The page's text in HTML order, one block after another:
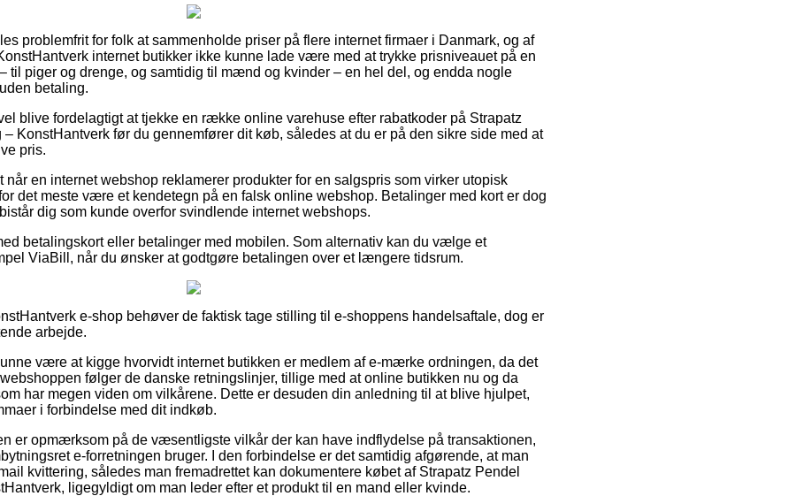
problemfrit for folk at sammenholde priser på flere internet firmaer i Danmark, og af
internet butikker ikke kunne lade være med at trykke prisniveauet på en
til piger og drenge, og samtidig til mænd og kvinder – en hel del, og endda nogle
betaling.
blive fordelagtigt at tjekke en række online varehuse efter rabatkoder på Strapatz
KonstHantverk før du gennemfører dit køb, således at du er på den sikre side med at
pris.
når en internet webshop reklamerer produkter for en salgspris som virker utopisk
det meste være et kendetegn på en falsk online webshop. Betalinger med kort er dog
dig som kunde overfor svindlende internet webshops.
betalingskort eller betalinger med mobilen. Som alternativ kan du vælge et
ViaBill, når du ønsker at godtgøre betalingen over et længere tidsrum.
e-shop behøver de faktisk tage stilling til e-shoppens handelsaftale, dog er
arbejde.
være at kigge hvorvidt internet butikken er medlem af e-mærke ordningen, da det
følger de danske retningslinjer, tillige med at online butikken nu og da
har megen viden om vilkårene. Dette er desuden din anledning til at blive hjulpet,
i forbindelse med dit indkøb.
er opmærksom på de væsentligste vilkår der kan have indflydelse på transaktionen,
e-forretningen bruger. I den forbindelse er det samtidig afgørende, at man
kvittering, således man fremadrettet kan dokumentere købet af Strapatz Pendel
ligegyldigt om man leder efter et produkt til en mand eller kvinde.